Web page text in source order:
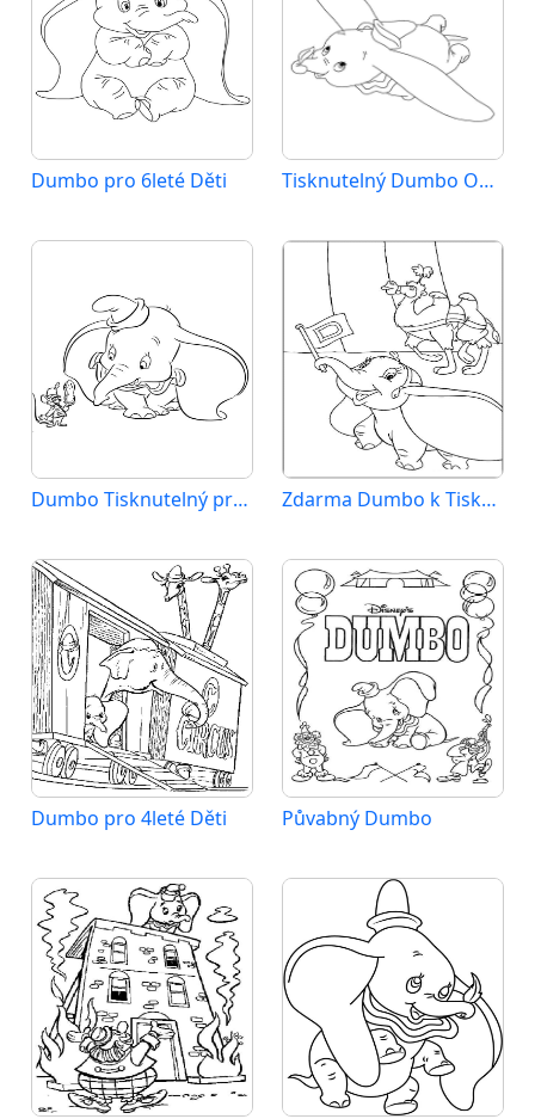
Dumbo pro 6leté Děti Tisknutelný Dumbo Obrázek
Dumbo Tisknutelný pro Děti Zdarma Dumbo k Tisku pro Děti
Dumbo pro 4leté Děti Půvabný Dumbo